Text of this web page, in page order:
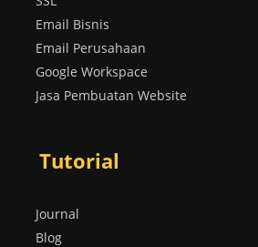
Email Bisnis
Email Perusahaan
Google Workspace
Jasa Pembuatan Website
Tutorial
Journal
Blog